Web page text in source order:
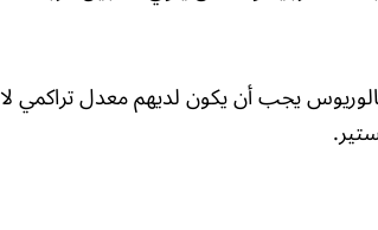
يجب أن يكون لديهم معدل تراكمي لا